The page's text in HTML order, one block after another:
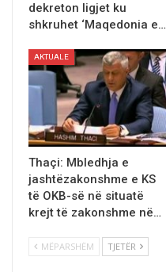
dekreton ligjet ku
shkruhet ‘Maqedonia e…
AKTUALE
Thaçi: Mbledhja e
jashtëzakonshme e KS
të OKB-së në situatë
krejt të zakonshme në…
MËPARSHËM TJETËR